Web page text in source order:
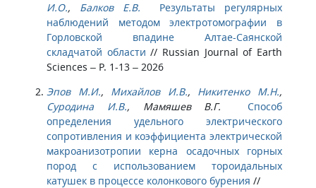
И.О., Балков Е.В.
Результаты регулярных
наблюдений методом электротомографии в
Горловской впадине Алтае-Саянской
складчатой области // Russian Journal of Earth
Sciences – P. 1-13 – 2026
Эпов М.И., Михайлов И.В., Никитенко М.Н.,
Суродина И.В., Мамяшев В.Г.
Способ
определения удельного электрического
сопротивления и коэффициента электрической
макроанизотропии керна осадочных горных
пород с использованием тороидальных
катушек в процессе колонкового бурения //